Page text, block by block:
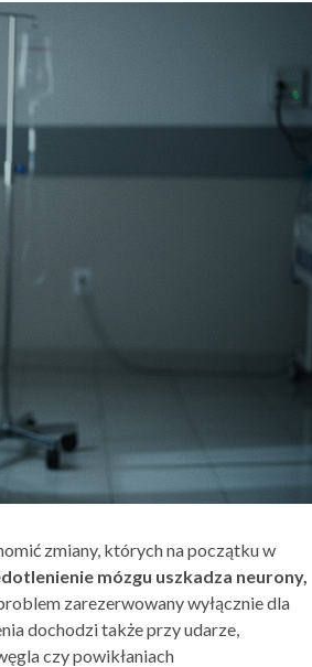
zmiany, których na początku w
mózgu uszkadza neurony,
problem zarezerwowany wyłącznie dla
dochodzi także przy udarze,
czy powikłaniach